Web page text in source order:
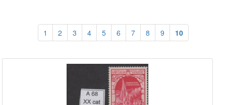
1 2 3 4 5 6 7 8 9 10